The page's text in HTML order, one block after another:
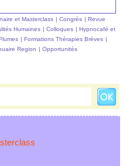
et Masterclass | Congrès | Revue
Humaines | Colloques | Hypnocafé et
| Formations Thérapies Brèves |
Region | Opportunités